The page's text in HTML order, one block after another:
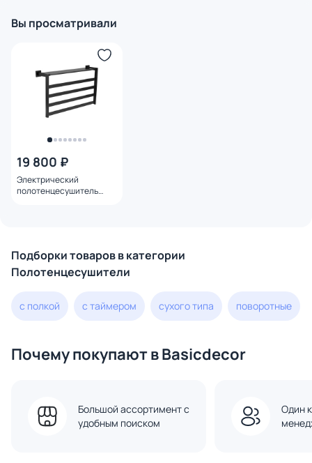
Вы просматривали
19 800 ₽
Электрический
полотенцесушитель
Подборки товаров в категории
Полотенцесушители
с полкой с таймером сухого типа поворотные
Почему покупают в Basicdecor
Большой ассортимент с
удобным поиском
Один